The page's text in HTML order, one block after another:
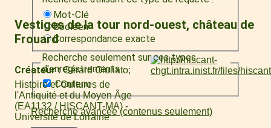
Mot-Clé
Booléen
Correspondance exacte
Recherche seulement sur ces types
d'enregistrements :
Contenu
Recherche avancée (contenus seulement)
Vestiges de la tour nord-ouest, château de
Frouard
Créateur
Gérard Giuliato
Histoire et Cultures de
l'Antiquité et du Moyen Âge
(EA1132 / HISCANT-MA) -
Université de Lorraine